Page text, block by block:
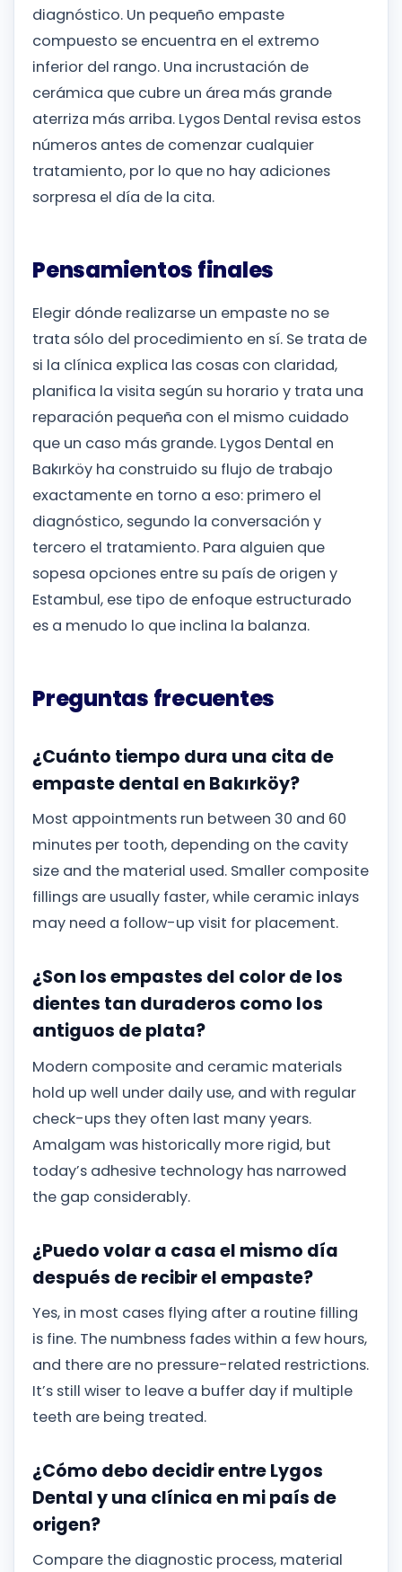
diagnóstico. Un pequeño empaste
compuesto se encuentra en el extremo
inferior del rango. Una incrustación de
cerámica que cubre un área más grande
aterriza más arriba. Lygos Dental revisa estos
números antes de comenzar cualquier
tratamiento, por lo que no hay adiciones
sorpresa el día de la cita.
Pensamientos finales
Elegir dónde realizarse un empaste no se
trata sólo del procedimiento en sí. Se trata de
si la clínica explica las cosas con claridad,
planifica la visita según su horario y trata una
reparación pequeña con el mismo cuidado
que un caso más grande. Lygos Dental en
Bakırköy ha construido su flujo de trabajo
exactamente en torno a eso: primero el
diagnóstico, segundo la conversación y
tercero el tratamiento. Para alguien que
sopesa opciones entre su país de origen y
Estambul, ese tipo de enfoque estructurado
es a menudo lo que inclina la balanza.
Preguntas frecuentes
¿Cuánto tiempo dura una cita de
empaste dental en Bakırköy?
Most appointments run between 30 and 60
minutes per tooth, depending on the cavity
size and the material used. Smaller composite
fillings are usually faster, while ceramic inlays
may need a follow-up visit for placement.
¿Son los empastes del color de los
dientes tan duraderos como los
antiguos de plata?
Modern composite and ceramic materials
hold up well under daily use, and with regular
check-ups they often last many years.
Amalgam was historically more rigid, but
today’s adhesive technology has narrowed
the gap considerably.
¿Puedo volar a casa el mismo día
después de recibir el empaste?
Yes, in most cases flying after a routine filling
is fine. The numbness fades within a few hours,
and there are no pressure-related restrictions.
It’s still wiser to leave a buffer day if multiple
teeth are being treated.
¿Cómo debo decidir entre Lygos
Dental y una clínica en mi país de
origen?
Compare the diagnostic process, material